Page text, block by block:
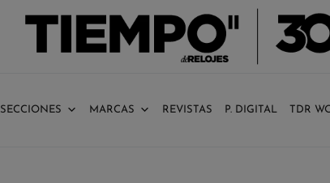
SECCIONES MARCAS REVISTAS P. DIGITAL TDR